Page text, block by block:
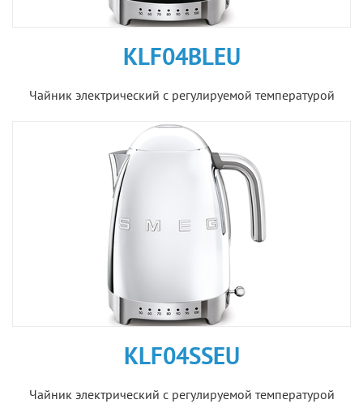
KLF04BLEU
Чайник электрический с регулируемой температурой
KLF04SSEU
Чайник электрический с регулируемой температурой